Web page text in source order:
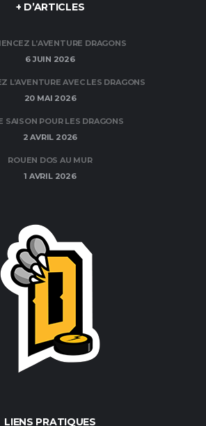
+ D’ARTICLES
L’AVENTURE DRAGONS
6 JUIN 2026
L’AVENTURE AVEC LES DRAGONS
20 MAI 2026
SAISON POUR LES DRAGONS
2 AVRIL 2026
ROUEN DOS AU MUR
1 AVRIL 2026
LIENS PRATIQUES